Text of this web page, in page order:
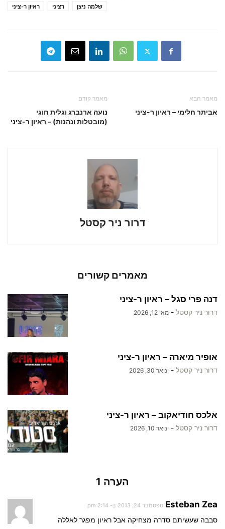
ראיון ר-ציני
רציני שלמה ניצן
מאמר קודם
נועה ארנברג וגלית חוגי
(מובטלות ונהנות) – ראיון ר-ציני
מאמר הבא
אביתר חלימי – ראיון ר-ציני
דרור ניר קסטל
מאמרים קשורים
דנה פרי סגל – ראיון ר-ציני
דרור ניר קסטל - מאי 12, 2026
אופיר מיארה – ראיון ר-ציני
דרור ניר קסטל - ינואר 30, 2026
אלכס חודיאקוב – ראיון ר-ציני
דרור ניר קסטל - ינואר 10, 2026
הערה 1
Esteban Zea ספטמבר 24, 2013 בְּ- 2:14 pm
סבבה שעשיתם סדרה מצחיקה אבל ראיון מפגר לאללה